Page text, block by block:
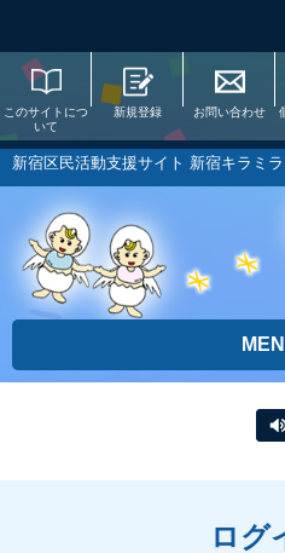
このサイトにつ
いて
新規登録 お問い合わせ
新宿区民活動支援サイト 新宿キラミラ
ログ